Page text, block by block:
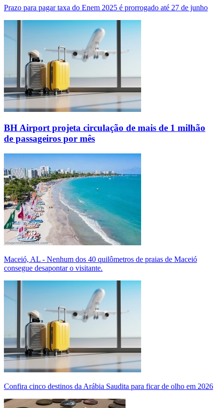
Prazo para pagar taxa do Enem 2025 é prorrogado até 27 de junho
BH Airport projeta circulação de mais de 1 milhão
de passageiros por mês
Maceió, AL - Nenhum dos 40 quilômetros de praias de Maceió
consegue desapontar o visitante.
Confira cinco destinos da Arábia Saudita para ficar de olho em 2026